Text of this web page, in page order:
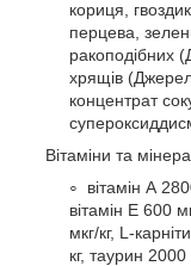
кориця,
перцева,
ракоподібних
хрящів
концентрат
Вітаміни та
вітамін А
вітамін Е 600
мкг/кг, L-
кг, таурин